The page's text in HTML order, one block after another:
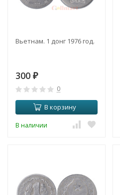
Вьетнам. 1 донг 1976 год.
300 ₽
0
В корзину
В наличии